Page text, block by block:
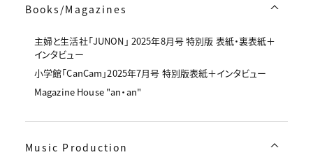
Books/Magazines
主婦と生活社「JUNON」 2025年8月号 特別版 表紙・裏表紙＋
インタビュー
小学館「CanCam」2025年7月号 特別版表紙＋インタビュー
Magazine House "an・an"
Music Production